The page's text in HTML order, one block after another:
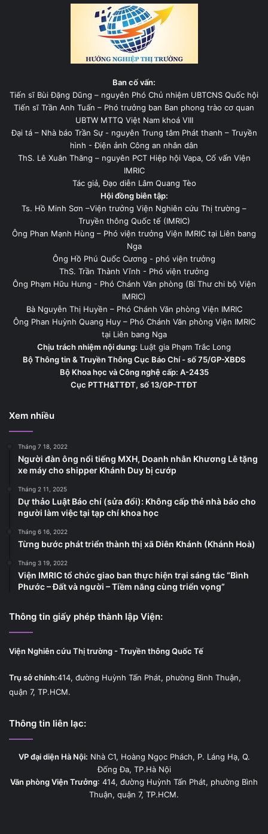
Ban cố vấn:
Tiến sĩ Bùi Đặng Dũng – nguyên Phó Chủ nhiệm UBTCNS Quốc hội
Tiến sĩ Trần Anh Tuấn – Phó trưởng ban Ban phong trào cơ quan
UBTW MTTQ Việt Nam khoá VIII
Đại tá – Nhà báo Trần Sự - nguyên Trung tâm Phát thanh – Truyền
hình - Điện ảnh Công an nhân dân
ThS. Lê Xuân Thăng – nguyên PCT Hiệp hội Vapa, Cố vấn Viện
IMRIC
Tác giả, Đạo diễn Lâm Quang Tèo
Hội đồng biên tập:
Ts. Hồ Minh Sơn –Viện trưởng Viện Nghiên cứu Thị trường –
Truyền thông Quốc tế (IMRIC)
Ông Phan Mạnh Hùng – Phó viện trưởng Viện IMRIC tại Liên bang
Nga
Ông Hồ Phú Quốc Cương - phó viện trưởng
ThS. Trần Thành Vĩnh - Phó viện trưởng
Ông Phạm Hữu Hưng - Phó Chánh Văn phòng (Bí Thư chi bộ Viện
IMRIC)
Bà Nguyễn Thị Huyền – Phó Chánh Văn phòng Viện IMRIC
Ông Phan Huỳnh Quang Huy – Phó Chánh Văn phòng Viện IMRIC
tại Liên bang Nga
Chịu trách nhiệm nội dung: Luật gia Phạm Trắc Long
Bộ Thông tin & Truyền Thông Cục Báo Chí - số 75/GP-XBĐS
Bộ Khoa học và Công nghệ cấp: A-2435
Cục PTTH&TTĐT, số 13/GP-TTĐT
Xem nhiều
Tháng 7 18, 2022
Người đàn ông nổi tiếng MXH, Doanh nhân Khương Lê tặng
xe máy cho shipper Khánh Duy bị cướp
Tháng 2 11, 2025
Dự thảo Luật Báo chí (sửa đổi): Không cấp thẻ nhà báo cho
người làm việc tại tạp chí khoa học
Tháng 6 16, 2022
Từng bước phát triển thành thị xã Diên Khánh (Khánh Hoà)
Tháng 3 19, 2022
Viện IMRIC tổ chức giao ban thực hiện trại sáng tác “Bình
Phước – Đất và người – Tiềm năng cùng triển vọng”
Thông tin giấy phép thành lập Viện:
Viện Nghiên cứu Thị trường - Truyền thông Quốc Tế
Trụ sở chính:414, đường Huỳnh Tấn Phát, phường Bình Thuận,
quận 7, TP.HCM.
Thông tin liên lạc:
VP đại diện Hà Nội: Nhà C1, Hoàng Ngọc Phách, P. Láng Hạ, Q.
Đống Đa, TP.Hà Nội
Văn phòng Viện Trưởng: 414, đường Huỳnh Tấn Phát, phường Bình
Thuận, quận 7, TP.HCM.